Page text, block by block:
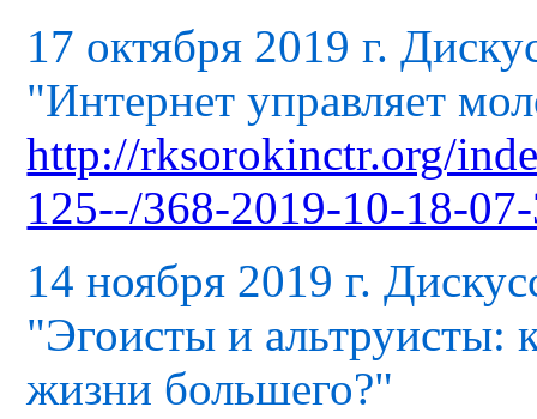
17 октября 2019 г.
"Интернет управляет
http://rksorokinctr.org/
125--/368-2019-10-18-
14 ноября 2019 г.
"Эгоисты и альтруисты:
жизни большего?"